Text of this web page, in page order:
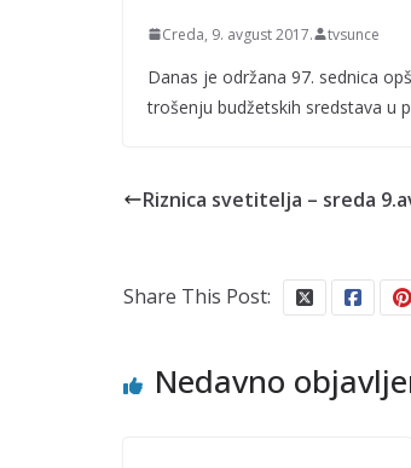
Creda, 9. avgust 2017. tvsunce
Danas je održana 97. sednica
trošenju budžetskih sredstava u
Riznica svetitelja – sreda
Share This Post:
Nedavno